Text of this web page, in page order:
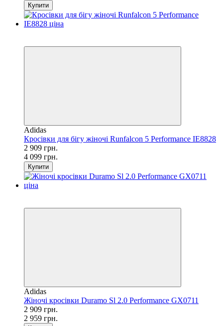
Купити
Adidas
Кросівки для бігу жіночі Runfalcon 5 Performance IE8828
2 909 грн.
4 099 грн.
Купити
Adidas
Жіночі кросівки Duramo Sl 2.0 Performance GX0711
2 909 грн.
2 959 грн.